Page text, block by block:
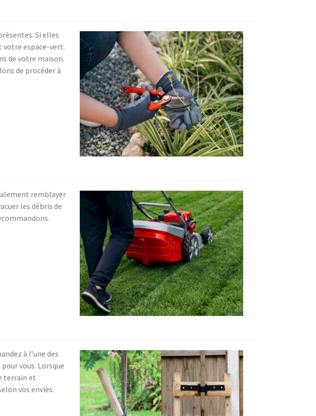
Si elles
espace-vert.
de votre maison.
de procéder à
remblayer
les débris de
à l’une des
vous. Lorsque
terrain et
vos envies.